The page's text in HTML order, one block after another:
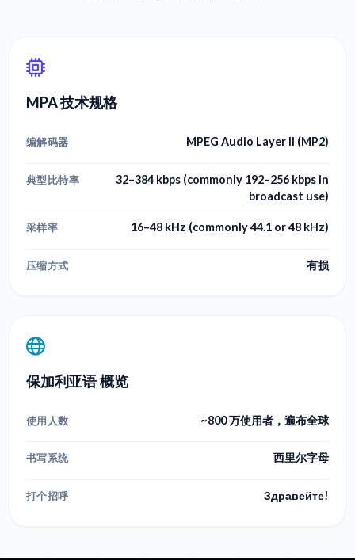
MPA 技术规格
编解码器 MPEG Audio Layer II (MP2)
典型比特率
32–384 kbps (commonly 192–256 kbps in
broadcast use)
采样率 16–48 kHz (commonly 44.1 or 48 kHz)
压缩方式 有损
保加利亚语 概览
使用人数 ~800 万使用者，遍布全球
书写系统 西里尔字母
打个招呼 Здравейте!